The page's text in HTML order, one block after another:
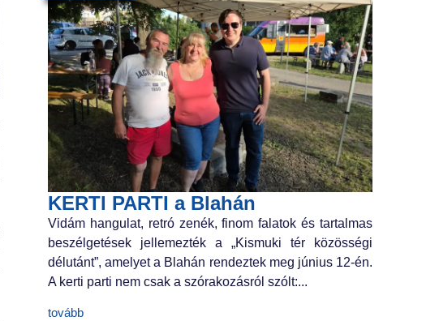
KERTI PARTI a Blahán
Vidám hangulat, retró zenék, finom falatok és tartalmas
beszélgetések jellemezték a „Kismuki tér közösségi
délutánt”, amelyet a Blahán rendeztek meg június 12-én.
A kerti parti nem csak a szórakozásról szólt:...
tovább